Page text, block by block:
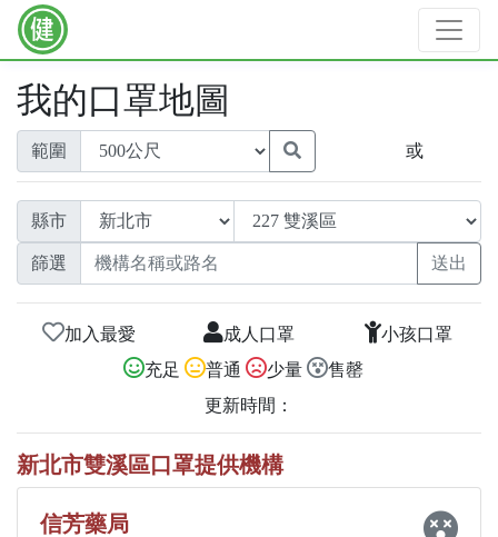
我的口罩地圖
範圍 或
縣市
篩選
加入最愛 成人口罩
小孩口罩
充足
普通 少量
售罄
更新時間：
新北市雙溪區口罩提供機構
信芳藥局